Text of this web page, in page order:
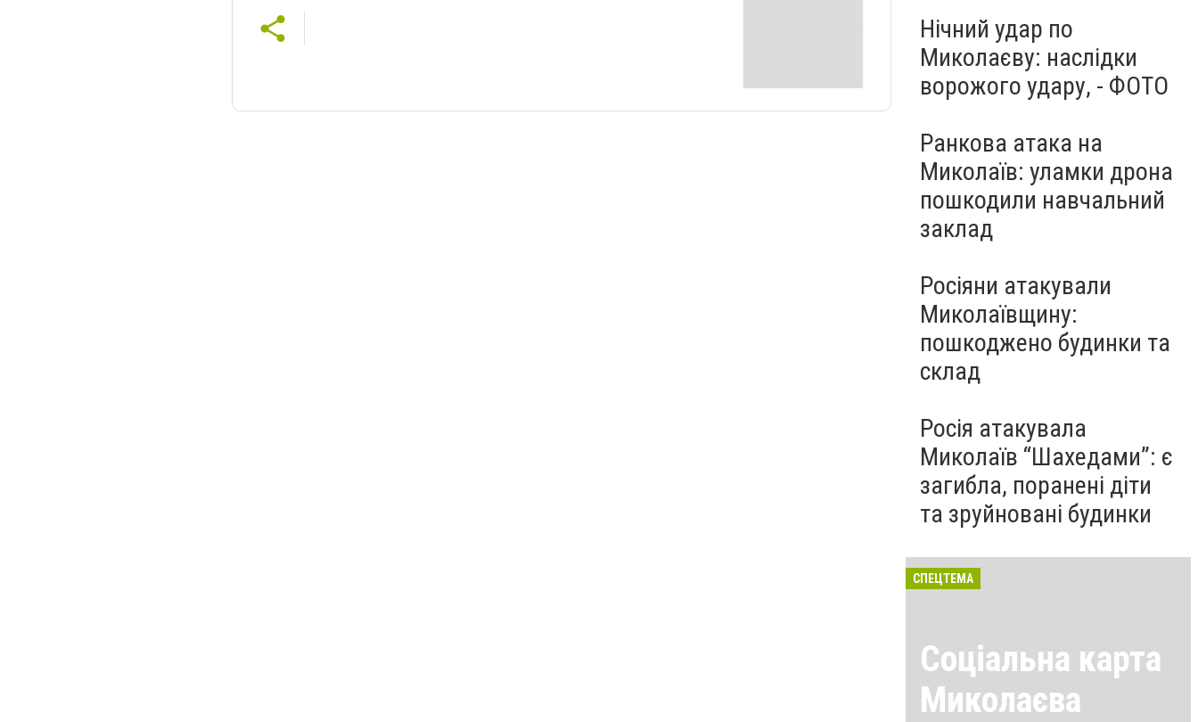
Нічний удар по
Миколаєву: наслідки
ворожого удару, - ФОТО
Ранкова атака на
Миколаїв: уламки дрона
пошкодили навчальний
заклад
Росіяни атакували
Миколаївщину:
пошкоджено будинки та
склад
Росія атакувала
Миколаїв “Шахедами”: є
загибла, поранені діти
та зруйновані будинки
СПЕЦТЕМА
Соціальна карта
Миколаєва